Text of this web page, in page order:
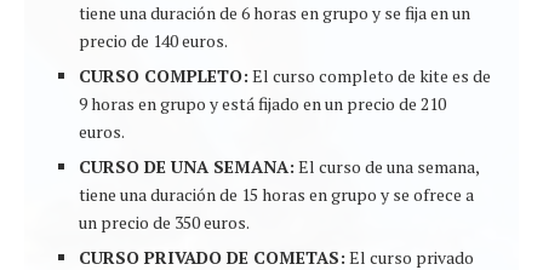
tiene una duración de 6 horas en grupo y se fija en un
precio de 140 euros.
CURSO COMPLETO: El curso completo de kite es de
9 horas en grupo y está fijado en un precio de 210
euros.
CURSO DE UNA SEMANA: El curso de una semana,
tiene una duración de 15 horas en grupo y se ofrece a
un precio de 350 euros.
CURSO PRIVADO DE COMETAS: El curso privado